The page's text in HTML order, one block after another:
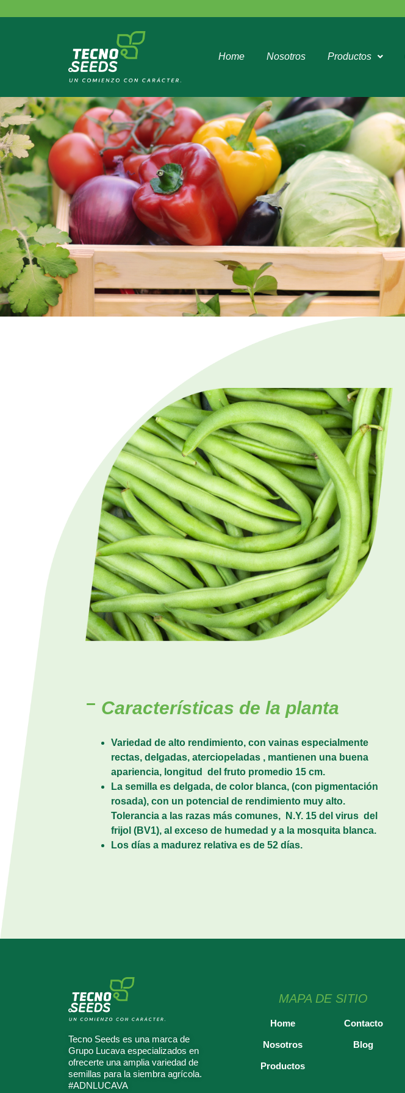
Home Nosotros Productos
Características de la planta
Variedad de alto rendimiento, con vainas especialmente
rectas, delgadas, aterciopeladas , mantienen una buena
apariencia, longitud del fruto promedio 15 cm.
La semilla es delgada, de color blanca, (con pigmentación
rosada), con un potencial de rendimiento muy alto.
Tolerancia a las razas más comunes, N.Y. 15 del virus del
frijol (BV1), al exceso de humedad y a la mosquita blanca.
Los días a madurez relativa es de 52 días.
Tecno Seeds es una marca de
Grupo Lucava especializados en
ofrecerte una amplia variedad de
semillas para la siembra agrícola.
#ADNLUCAVA
MAPA DE SITIO
Home
Nosotros
Productos
Contacto
Blog